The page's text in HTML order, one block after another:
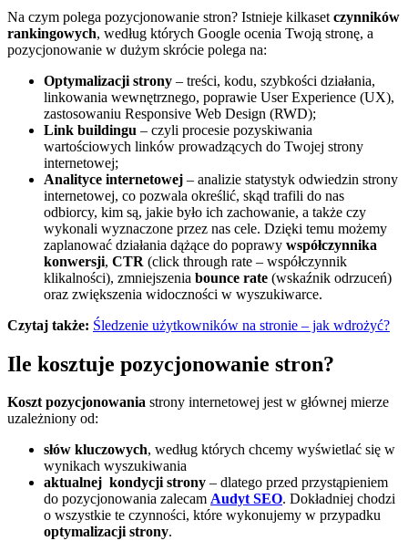
Na czym polega pozycjonowanie stron? Istnieje kilkaset czynników
rankingowych, według których Google ocenia Twoją stronę, a
pozycjonowanie w dużym skrócie polega na:
Optymalizacji strony – treści, kodu, szybkości działania,
linkowania wewnętrznego, poprawie User Experience (UX),
zastosowaniu Responsive Web Design (RWD);
Link buildingu – czyli procesie pozyskiwania
wartościowych linków prowadzących do Twojej strony
internetowej;
Analityce internetowej – analizie statystyk odwiedzin strony
internetowej, co pozwala określić, skąd trafili do nas
odbiorcy, kim są, jakie było ich zachowanie, a także czy
wykonali wyznaczone przez nas cele. Dzięki temu możemy
zaplanować działania dążące do poprawy współczynnika
konwersji, CTR (click through rate – współczynnik
klikalności), zmniejszenia bounce rate (wskaźnik odrzuceń)
oraz zwiększenia widoczności w wyszukiwarce.
Czytaj także: Śledzenie użytkowników na stronie – jak wdrożyć?
Ile kosztuje pozycjonowanie stron?
Koszt pozycjonowania strony internetowej jest w głównej mierze
uzależniony od:
słów kluczowych, według których chcemy wyświetlać się w
wynikach wyszukiwania
aktualnej kondycji strony – dlatego przed przystąpieniem
do pozycjonowania zalecam Audyt SEO. Dokładniej chodzi
o wszystkie te czynności, które wykonujemy w przypadku
optymalizacji strony.